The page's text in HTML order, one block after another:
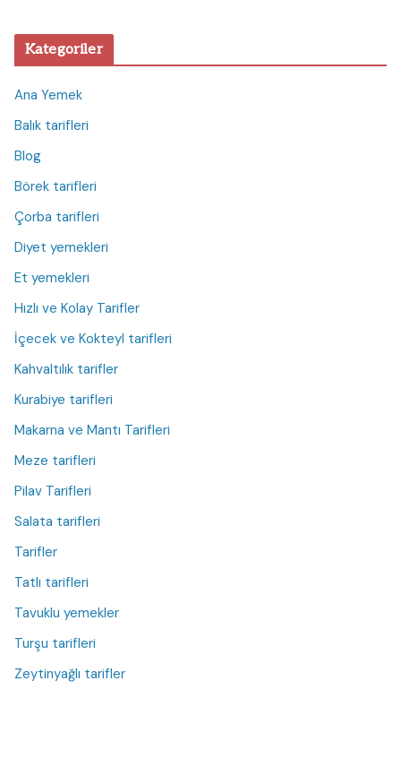
Kategoriler
Ana Yemek
Balık tarifleri
Blog
Börek tarifleri
Çorba tarifleri
Diyet yemekleri
Et yemekleri
Hızlı ve Kolay Tarifler
İçecek ve Kokteyl tarifleri
Kahvaltılık tarifler
Kurabiye tarifleri
Makarna ve Mantı Tarifleri
Meze tarifleri
Pilav Tarifleri
Salata tarifleri
Tarifler
Tatlı tarifleri
Tavuklu yemekler
Turşu tarifleri
Zeytinyağlı tarifler